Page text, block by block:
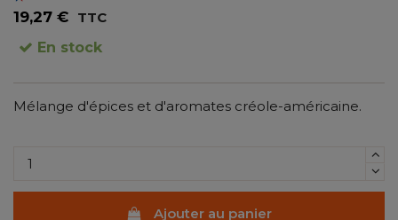
19,27 € TTC
En stock
Mélange d'épices et d'aromates créole-américaine.
Ajouter au panier